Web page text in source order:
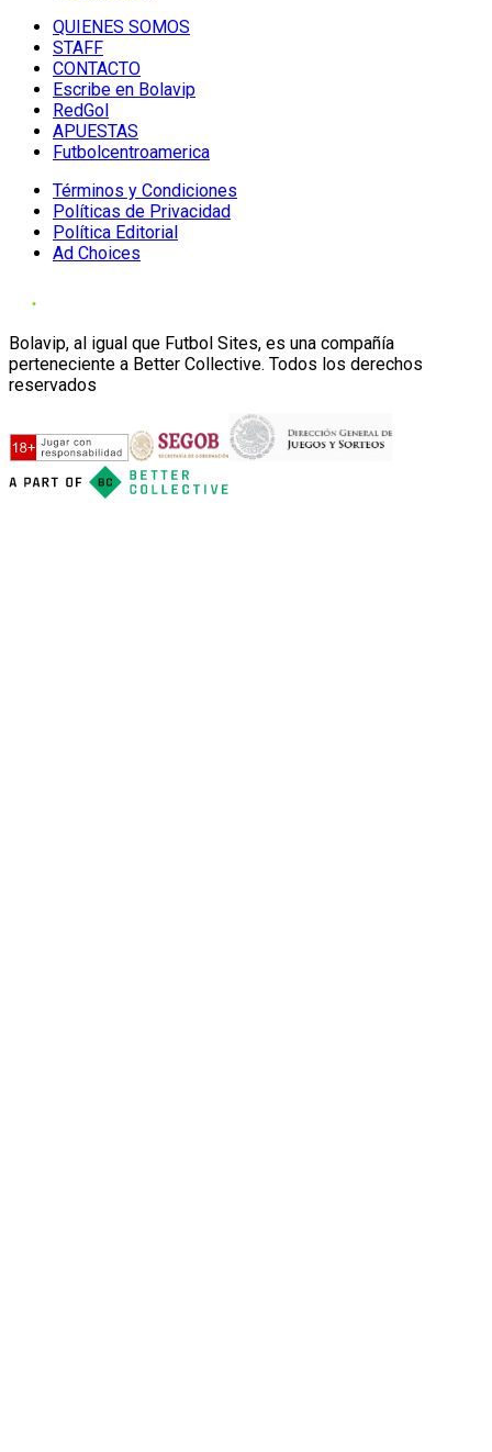
QUIENES SOMOS
STAFF
CONTACTO
Escribe en Bolavip
RedGol
APUESTAS
Futbolcentroamerica
Términos y Condiciones
Políticas de Privacidad
Política Editorial
Ad Choices
Bolavip, al igual que Futbol Sites, es una compañía
perteneciente a Better Collective. Todos los derechos
reservados